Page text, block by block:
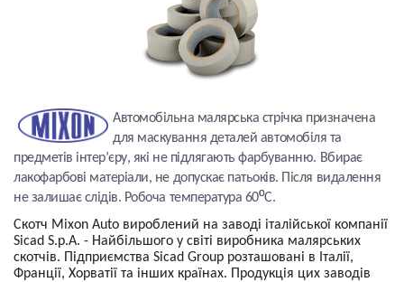
Автомобільна малярська стрічка призначена
для маскування деталей автомобіля та
предметів інтер’єру, які не підлягають фарбуванню. Вбирає
лакофарбові матеріали, не допускає патьоків. Після видалення
не залишає слідів. Робоча температура 60оС.
Скотч Mixon Auto вироблений на заводі італійської компанії
Sicad S.p.A. - Найбільшого у світі виробника малярських
скотчів. Підприємства Sicad Group розташовані в Італії,
Франції, Хорватії та інших країнах. Продукція цих заводів